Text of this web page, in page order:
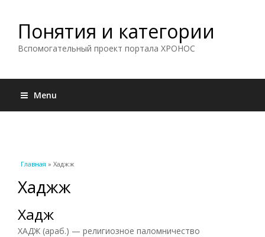
Понятия и категории
Вспомогательный проект портала ХРОНОС
Menu
Вы здесь
Главная » Хаджж
Хаджж
Хадж
ХАДЖ (араб.) — религиозное паломничество